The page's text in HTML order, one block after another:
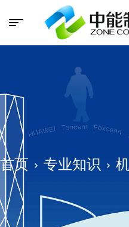
首页 专业知识